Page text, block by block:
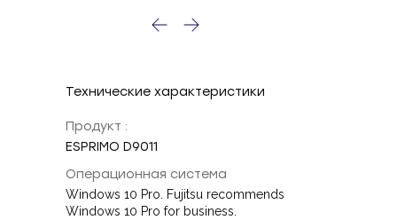
Технические характеристики
Продукт :
ESPRIMO D9011
Операционная система
Windows 10 Pro. Fujitsu recommends
Windows 10 Pro for business.